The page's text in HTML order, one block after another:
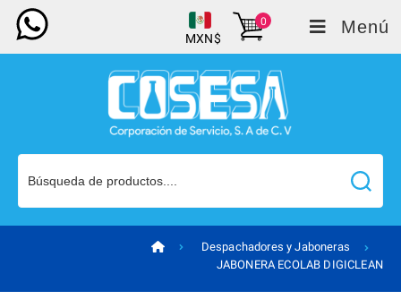
MXN$
0 Menú
Despachadores y Jaboneras
JABONERA ECOLAB DIGICLEAN